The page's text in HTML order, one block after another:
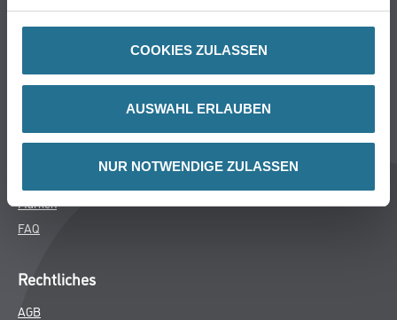
COOKIES ZULASSEN
AUSWAHL ERLAUBEN
NUR NOTWENDIGE ZULASSEN
CMS Gruppe
Aktuelles
Marken
FAQ
Rechtliches
AGB